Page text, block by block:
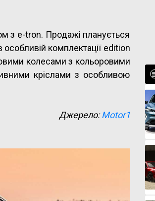
з e-tron. Продажі планується
комплектації edition
колесами з кольоровими
кріслами з особливою
Джерело:Motor1